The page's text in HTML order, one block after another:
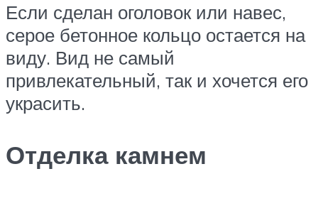
Если сделан оголовок или навес,
серое бетонное кольцо остается на
виду. Вид не самый
привлекательный, так и хочется его
украсить.
Отделка камнем